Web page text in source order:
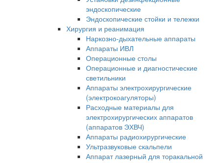
эндоскопические
Эндоскопические стойки и тележки
Хирургия и реанимация
Наркозно-дыхательные аппараты
Аппараты ИВЛ
Операционные столы
Операционные и диагностические
светильники
Аппараты электрохирургические
(электрокоагуляторы)
Расходные материалы для
электрохирургических аппаратов
(аппаратов ЭХВЧ)
Аппараты радиохирургические
Ультразвуковые скальпели
Аппарат лазерный для торакальной